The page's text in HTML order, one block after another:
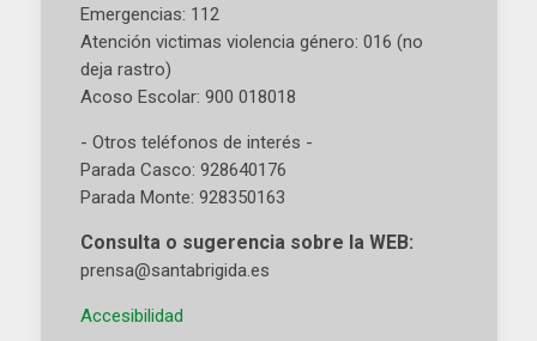
Emergencias: 112
Atención victimas violencia género: 016 (no
deja rastro)
Acoso Escolar: 900 018018
- Otros teléfonos de interés -
Parada Casco: 928640176
Parada Monte: 928350163
Consulta o sugerencia sobre la WEB:
prensa@santabrigida.es
Accesibilidad